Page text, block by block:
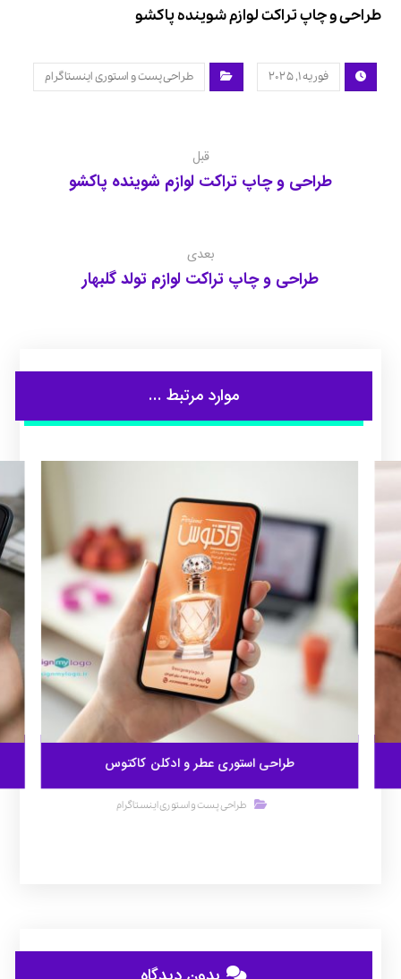
طراحی و چاپ تراکت لوازم شوینده پاکشو
فوریه ۱, ۲۰۲۵ طراحی پست و استوری اینستاگرام
قبل
طراحی و چاپ تراکت لوازم شوینده پاکشو
بعدی
طراحی و چاپ تراکت لوازم تولد گلبهار
موارد مرتبط ...
طراحی استوری عطر و ادکلن کاکتوس
طراحی پست و استوری اینستاگرام